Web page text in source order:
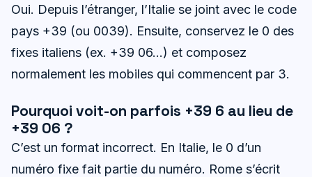
Oui. Depuis l’étranger, l’Italie se joint avec le code
pays +39 (ou 0039). Ensuite, conservez le 0 des
fixes italiens (ex. +39 06…) et composez
normalement les mobiles qui commencent par 3.
Pourquoi voit-on parfois +39 6 au lieu de
+39 06 ?
C’est un format incorrect. En Italie, le 0 d’un
numéro fixe fait partie du numéro. Rome s’écrit